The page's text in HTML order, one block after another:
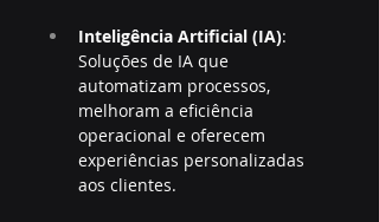
Inteligência Artificial (IA):
Soluções de IA que
automatizam processos,
melhoram a eficiência
operacional e oferecem
experiências personalizadas
aos clientes.